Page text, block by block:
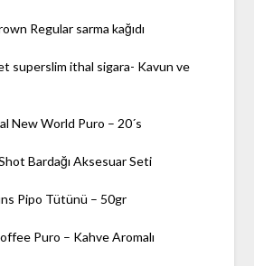
Regular sarma kağıdı
superslim ithal sigara- Kavun ve
New World Puro – 20´s
Bardağı Aksesuar Seti
Pipo Tütünü – 50gr
Puro – Kahve Aromalı